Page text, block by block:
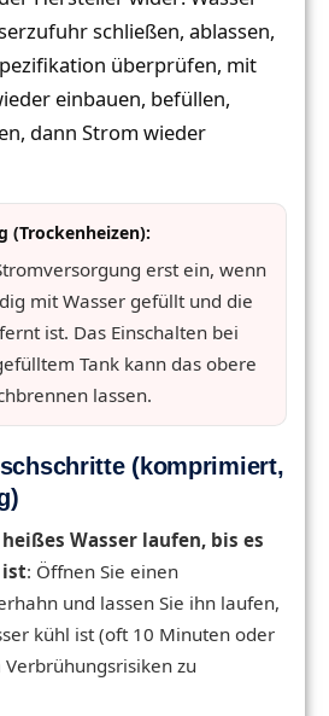
schließen, ablassen,
überprüfen, mit
einbauen, befüllen,
dann Strom wieder
(Trockenheizen):
erst ein, wenn
mit Wasser gefüllt und die
ist. Das Einschalten bei
Tank kann das obere
lassen.
(komprimiert,
heißes Wasser laufen, bis es
: Öffnen Sie einen
und lassen Sie ihn laufen,
kühl ist (oft 10 Minuten oder
zu